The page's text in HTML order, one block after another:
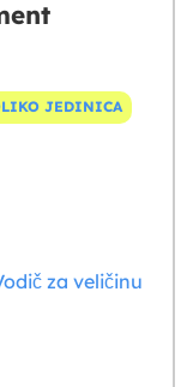
JEDINICA
za veličinu